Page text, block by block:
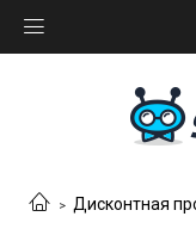
Дисконтная